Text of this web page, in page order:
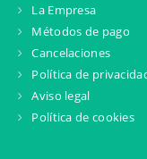
La Empresa
Métodos de pago
Cancelaciones
Política de
Aviso legal
Política de cookies